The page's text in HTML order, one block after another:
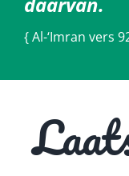
{ Al-‘Imran vers